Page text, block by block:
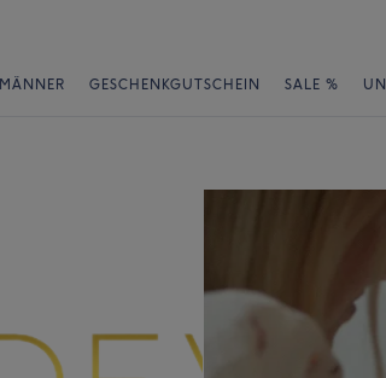
MÄNNER GESCHENKGUTSCHEIN SALE %